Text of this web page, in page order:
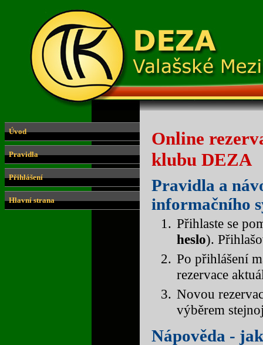
Úvod
Pravidla
Přihlášení
Hlavní strana
Online
klubu DEZA
Pravidla a
informačního
Přihlaste se
heslo).
Po přihlášení
rezervace
Novou
výběrem
Nápověda -